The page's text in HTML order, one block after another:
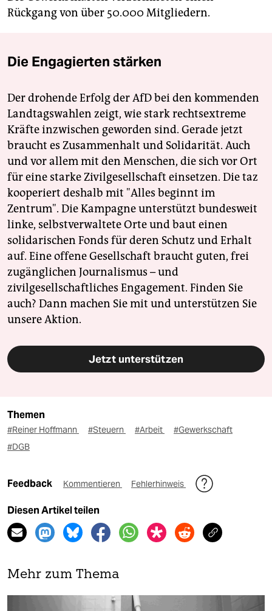
Rückgang von über 50.000 Mitgliedern.
Die Engagierten stärken
Der drohende Erfolg der AfD bei den kommenden
Landtagswahlen zeigt, wie stark rechtsextreme
Kräfte inzwischen geworden sind. Gerade jetzt
braucht es Zusammenhalt und Solidarität. Auch
und vor allem mit den Menschen, die sich vor Ort
für eine starke Zivilgesellschaft einsetzen. Die taz
kooperiert deshalb mit "Alles beginnt im
Zentrum". Die Kampagne unterstützt bundesweit
linke, selbstverwaltete Orte und baut einen
solidarischen Fonds für deren Schutz und Erhalt
auf. Eine offene Gesellschaft braucht guten, frei
zugänglichen Journalismus – und
zivilgesellschaftliches Engagement. Finden Sie
auch? Dann machen Sie mit und unterstützen Sie
unsere Aktion.
Jetzt unterstützen
Themen
#Reiner Hoffmann #Steuern #Arbeit
#Gewerkschaft
#DGB
Feedback Kommentieren Fehlerhinweis
Diesen Artikel teilen
Mehr zum Thema